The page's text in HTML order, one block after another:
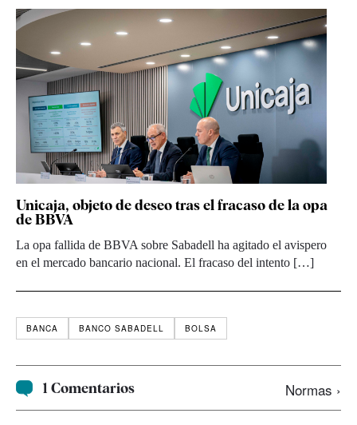
Unicaja, objeto de deseo tras el fracaso de la opa
de BBVA
La opa fallida de BBVA sobre Sabadell ha agitado el avispero
en el mercado bancario nacional. El fracaso del intento […]
BANCA BANCO SABADELL BOLSA
1 Comentarios Normas ›